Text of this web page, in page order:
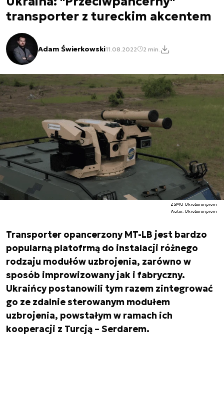
transporter z tureckim akcentem
Adam Świerkowski11.08.2022 2 min.
ZSMU Ukroboronprom
Autor. Ukroboronprom
Transporter opancerzony MT-LB jest bardzo
popularną platofrmą do instalacji różnego
rodzaju modułów uzbrojenia, zarówno w
sposób improwizowany jak i fabryczny.
Ukraińcy postanowili tym razem zintegrować
go ze zdalnie sterowanym modułem
uzbrojenia, powstałym w ramach ich
kooperacji z Turcją – Serdarem.